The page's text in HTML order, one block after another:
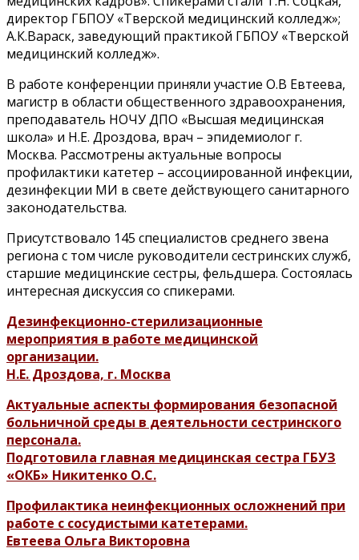
директор ГБПОУ «Тверской медицинский колледж»;
А.К.Вараск, заведующий практикой ГБПОУ «Тверской
медицинский колледж».
В работе конференции приняли участие О.В Евтеева,
магистр в области общественного здравоохранения,
преподаватель НОЧУ ДПО «Высшая медицинская
школа» и Н.Е. Дроздова, врач – эпидемиолог г.
Москва. Рассмотрены актуальные вопросы
профилактики катетер – ассоциированной инфекции,
дезинфекции МИ в свете действующего санитарного
законодательства.
Присутствовало 145 специалистов среднего звена
региона с том числе руководители сестринских служб,
старшие медицинские сестры, фельдшера. Состоялась
интересная дискуссия со спикерами.
Дезинфекционно-стерилизационные
мероприятия в работе медицинской
организации.
Н.Е. Дроздова, г. Москва
Актуальные аспекты формирования безопасной
больничной среды в деятельности сестринского
персонала.
Подготовила главная медицинская сестра ГБУЗ
«ОКБ» Никитенко О.С.
Профилактика неинфекционных осложнений при
работе с сосудистыми катетерами.
Евтеева Ольга Викторовна